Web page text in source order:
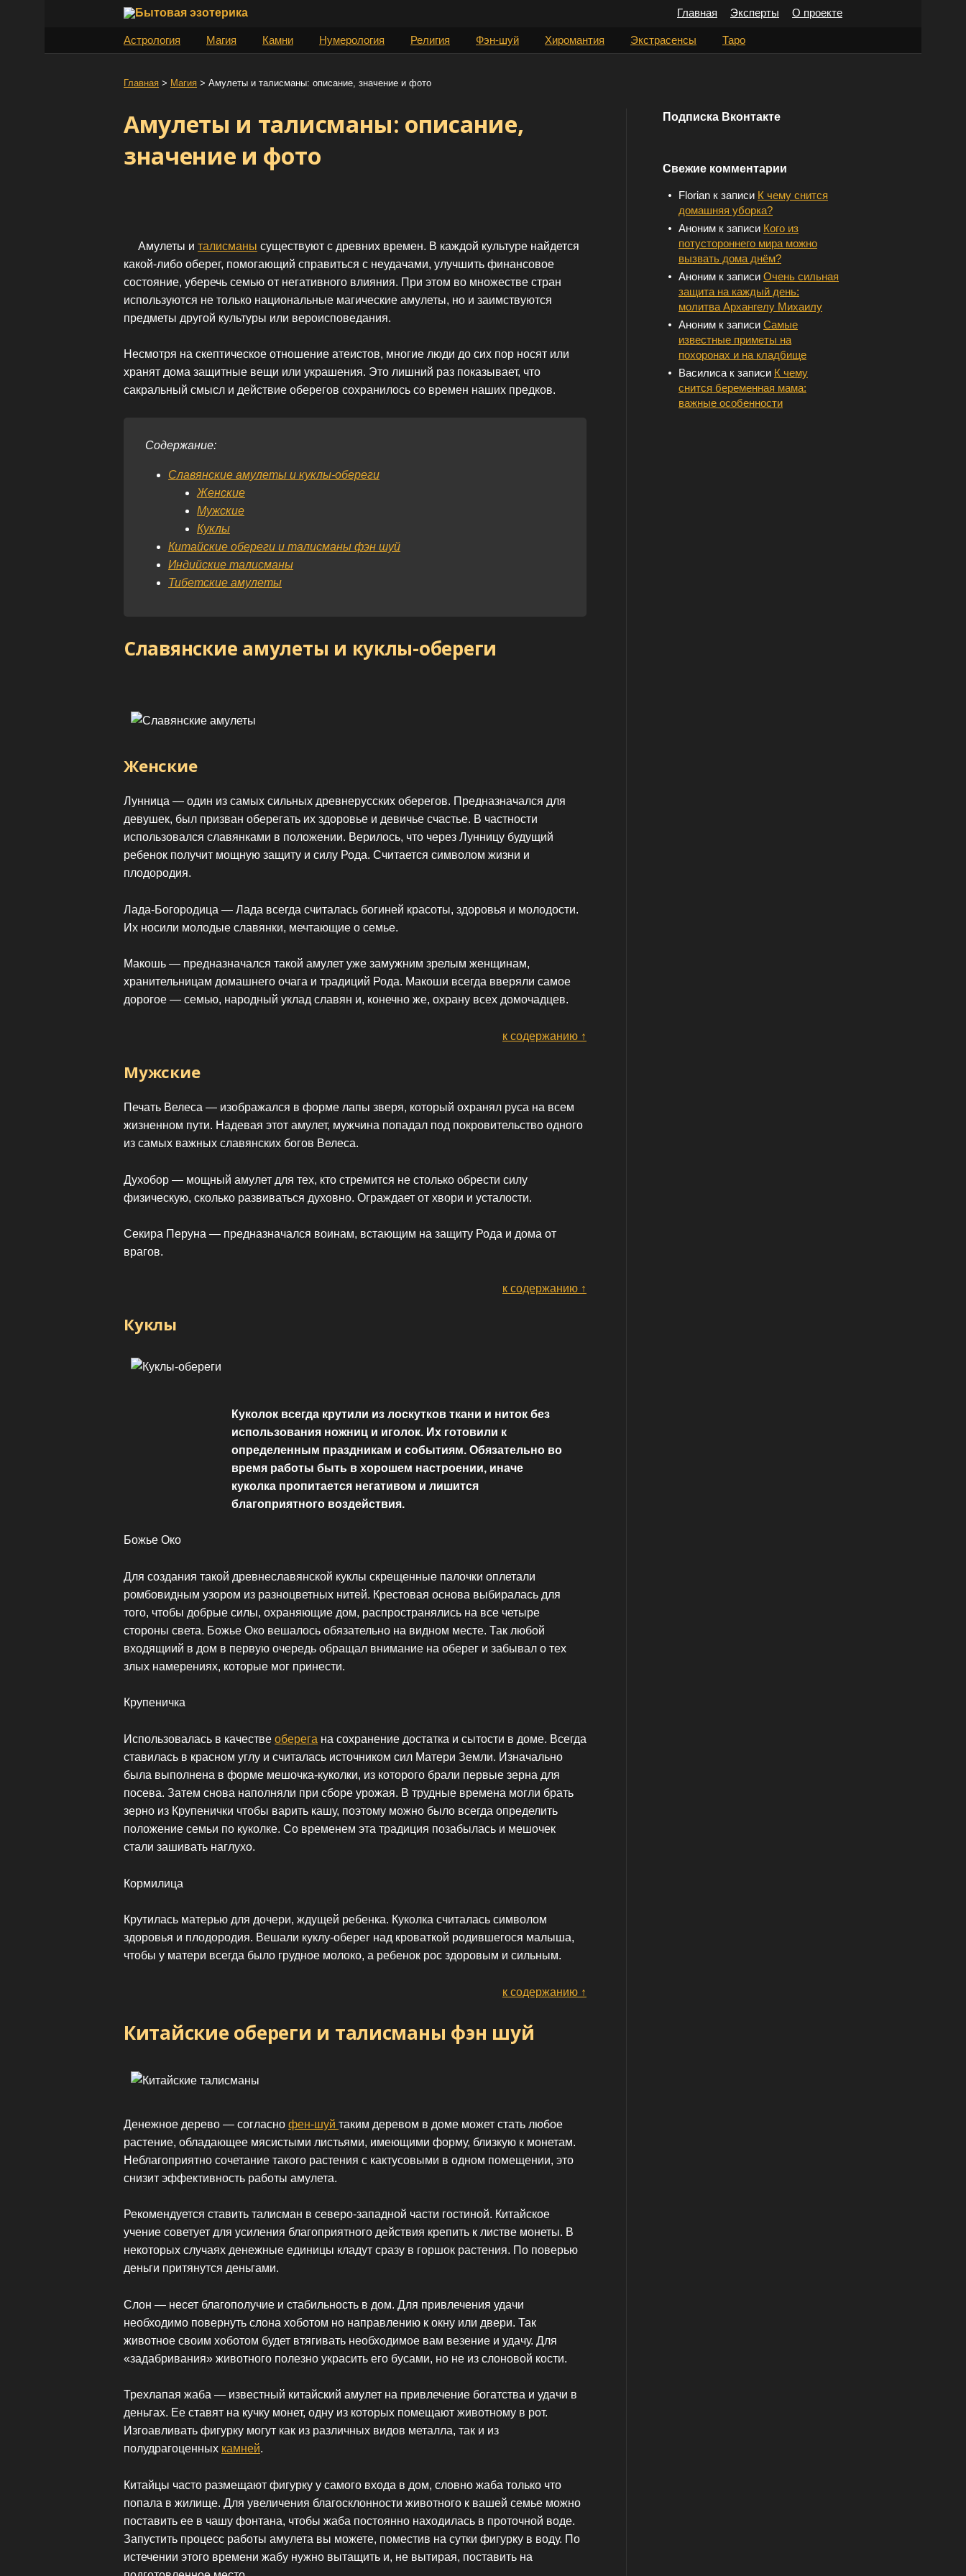
Главная Эксперты О проекте
Астрология Магия Камни Нумерология Религия Фэн-шуй Хиромантия Экстрасенсы Таро
Главная > Магия > Амулеты и талисманы: описание, значение и фото
Амулеты и талисманы: описание,
значение и фото
Амулеты и талисманы существуют с древних времен. В каждой культуре найдется
какой-либо оберег, помогающий справиться с неудачами, улучшить финансовое
состояние, уберечь семью от негативного влияния. При этом во множестве стран
используются не только национальные магические амулеты, но и заимствуются
предметы другой культуры или вероисповедания.
Несмотря на скептическое отношение атеистов, многие люди до сих пор носят или
хранят дома защитные вещи или украшения. Это лишний раз показывает, что
сакральный смысл и действие оберегов сохранилось со времен наших предков.
Содержание:
Славянские амулеты и куклы-обереги
Женские
Мужские
Куклы
Китайские обереги и талисманы фэн шуй
Индийские талисманы
Тибетские амулеты
Славянские амулеты и куклы-обереги
Женские
Лунница — один из самых сильных древнерусских оберегов. Предназначался для
девушек, был призван оберегать их здоровье и девичье счастье. В частности
использовался славянками в положении. Верилось, что через Лунницу будущий
ребенок получит мощную защиту и силу Рода. Считается символом жизни и
плодородия.
Лада-Богородица — Лада всегда считалась богиней красоты, здоровья и молодости.
Их носили молодые славянки, мечтающие о семье.
Макошь — предназначался такой амулет уже замужним зрелым женщинам,
хранительницам домашнего очага и традиций Рода. Макоши всегда вверяли самое
дорогое — семью, народный уклад славян и, конечно же, охрану всех домочадцев.
к содержанию ↑
Мужские
Печать Велеса — изображался в форме лапы зверя, который охранял руса на всем
жизненном пути. Надевая этот амулет, мужчина попадал под покровительство одного
из самых важных славянских богов Велеса.
Духобор — мощный амулет для тех, кто стремится не столько обрести силу
физическую, сколько развиваться духовно. Ограждает от хвори и усталости.
Секира Перуна — предназначался воинам, встающим на защиту Рода и дома от
врагов.
к содержанию ↑
Куклы
Куколок всегда крутили из лоскутков ткани и ниток без
использования ножниц и иголок. Их готовили к
определенным праздникам и событиям. Обязательно во
время работы быть в хорошем настроении, иначе
куколка пропитается негативом и лишится
благоприятного воздействия.
Божье Око
Для создания такой древнеславянской куклы скрещенные палочки оплетали
ромбовидным узором из разноцветных нитей. Крестовая основа выбиралась для
того, чтобы добрые силы, охраняющие дом, распространялись на все четыре
стороны света. Божье Око вешалось обязательно на видном месте. Так любой
входящиий в дом в первую очередь обращал внимание на оберег и забывал о тех
злых намерениях, которые мог принести.
Крупеничка
Использовалась в качестве оберега на сохранение достатка и сытости в доме. Всегда
ставилась в красном углу и считалась источником сил Матери Земли. Изначально
была выполнена в форме мешочка-куколки, из которого брали первые зерна для
посева. Затем снова наполняли при сборе урожая. В трудные времена могли брать
зерно из Крупенички чтобы варить кашу, поэтому можно было всегда определить
положение семьи по куколке. Со временем эта традиция позабылась и мешочек
стали зашивать наглухо.
Кормилица
Крутилась матерью для дочери, ждущей ребенка. Куколка считалась символом
здоровья и плодородия. Вешали куклу-оберег над кроваткой родившегося малыша,
чтобы у матери всегда было грудное молоко, а ребенок рос здоровым и сильным.
к содержанию ↑
Китайские обереги и талисманы фэн шуй
Денежное дерево — согласно фен-шуй таким деревом в доме может стать любое
растение, обладающее мясистыми листьями, имеющими форму, близкую к монетам.
Неблагоприятно сочетание такого растения с кактусовыми в одном помещении, это
снизит эффективность работы амулета.
Рекомендуется ставить талисман в северо-западной части гостиной. Китайское
учение советует для усиления благоприятного действия крепить к листве монеты. В
некоторых случаях денежные единицы кладут сразу в горшок растения. По поверью
деньги притянутся деньгами.
Слон — несет благополучие и стабильность в дом. Для привлечения удачи
необходимо повернуть слона хоботом но направлению к окну или двери. Так
животное своим хоботом будет втягивать необходимое вам везение и удачу. Для
«задабривания» животного полезно украсить его бусами, но не из слоновой кости.
Трехлапая жаба — известный китайский амулет на привлечение богатства и удачи в
деньгах. Ее ставят на кучку монет, одну из которых помещают животному в рот.
Изгоавливать фигурку могут как из различных видов металла, так и из
полудрагоценных камней.
Китайцы часто размещают фигурку у самого входа в дом, словно жаба только что
попала в жилище. Для увеличения благосклонности животного к вашей семье можно
поставить ее в чашу фонтана, чтобы жаба постоянно находилась в проточной воде.
Запустить процесс работы амулета вы можете, поместив на сутки фигурку в воду. По
истечении этого времени жабу нужно вытащить и, не вытирая, поставить на
Подписка Вконтакте
Свежие комментарии
Florian к записи К чему снится
домашняя уборка?
Аноним к записи Кого из
потустороннего мира можно
вызвать дома днём?
Аноним к записи Очень сильная
защита на каждый день:
молитва Архангелу Михаилу
Аноним к записи Самые
известные приметы на
похоронах и на кладбище
Василиса к записи К чему
снится беременная мама:
важные особенности